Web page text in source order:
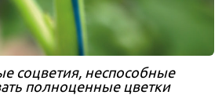
соцветия, неспособные
полноценные цветки